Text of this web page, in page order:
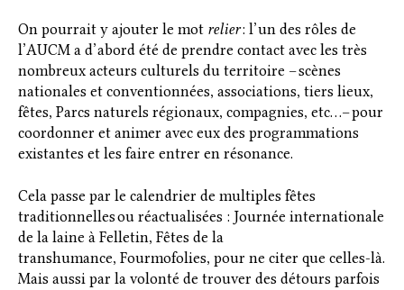
On pourrait y ajouter le mot relier: l’un des rôles de
l’AUCM a d’abord été de prendre contact avec les très
nombreux acteurs culturels du territoire – scènes
nationales et conventionnées, associations, tiers lieux,
fêtes, Parcs naturels régionaux, compagnies, etc…– pour
coordonner et animer avec eux des programmations
existantes et les faire entrer en résonance.
Cela passe par le calendrier de multiples fêtes
traditionnelles ou réactualisées : Journée internationale
de la laine à Felletin, Fêtes de la
transhumance, Fourmofolies, pour ne citer que celles-là.
Mais aussi par la volonté de trouver des détours parfois